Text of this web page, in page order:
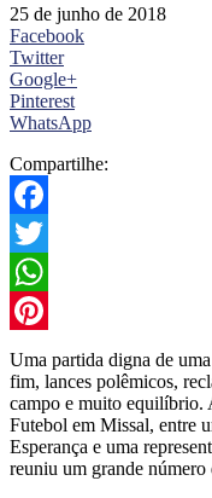
25 de junho de 2018
Facebook
Twitter
Google+
Pinterest
WhatsApp
Compartilhe:
Facebook
Twitter
WhatsApp
Pinterest
Uma partida digna de
fim, lances polêmicos,
campo e muito equilíbrio.
Futebol em Missal, entre
Esperança e uma
reuniu um grande número